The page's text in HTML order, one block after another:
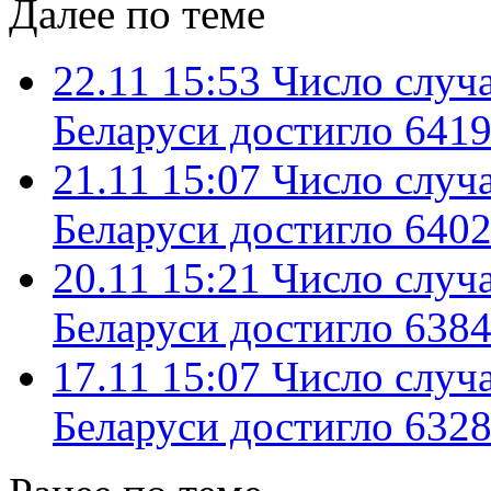
Далее по теме
22.11 15:53 Число
Беларуси достигло
21.11 15:07 Число
Беларуси достигло
20.11 15:21 Число
Беларуси достигло
17.11 15:07 Число
Беларуси достигло